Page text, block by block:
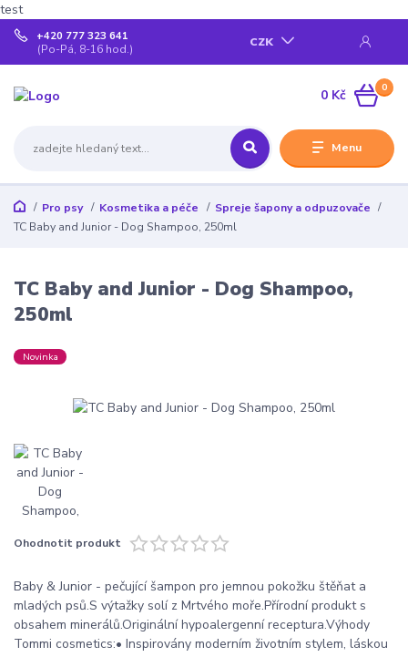
test
Menu
CZK
+420 777 323 641
(Po-Pá, 8-16 hod.)
0
0 Kč
Pro psy Kosmetika a péče
Spreje šapony a odpuzovače
TC Baby and Junior - Dog Shampoo, 250ml
TC Baby and Junior - Dog Shampoo,
250ml
Novinka
Ohodnotit produkt
Baby & Junior - pečující šampon pro jemnou pokožku štěňat a
mladých psů.S výtažky solí z Mrtvého moře.Přírodní produkt s
obsahem minerálů.Originální hypoalergenní receptura.Výhody
Tommi cosmetics:• Inspirovány moderním životním stylem, láskou